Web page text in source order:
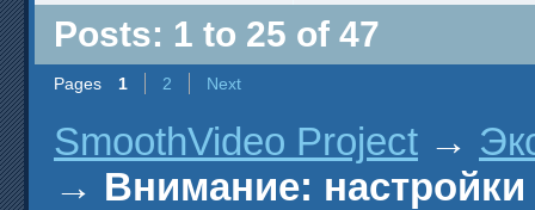
Posts: 1 to 25 of 47
Pages 1 2 Next
SmoothVideo Project →
→ Внимание: